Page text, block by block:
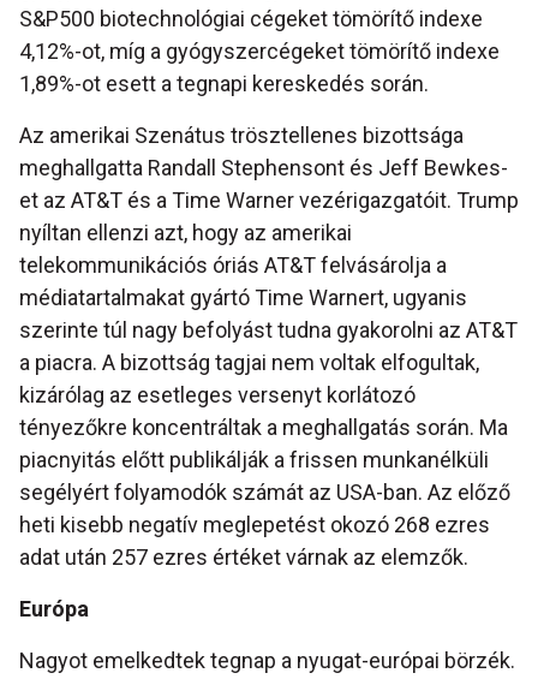
S&P500 biotechnológiai cégeket tömörítő indexe
4,12%-ot, míg a gyógyszercégeket tömörítő indexe
1,89%-ot esett a tegnapi kereskedés során.
Az amerikai Szenátus trösztellenes bizottsága
meghallgatta Randall Stephensont és Jeff Bewkes-
et az AT&T és a Time Warner vezérigazgatóit. Trump
nyíltan ellenzi azt, hogy az amerikai
telekommunikációs óriás AT&T felvásárolja a
médiatartalmakat gyártó Time Warnert, ugyanis
szerinte túl nagy befolyást tudna gyakorolni az AT&T
a piacra. A bizottság tagjai nem voltak elfogultak,
kizárólag az esetleges versenyt korlátozó
tényezőkre koncentráltak a meghallgatás során. Ma
piacnyitás előtt publikálják a frissen munkanélküli
segélyért folyamodók számát az USA-ban. Az előző
heti kisebb negatív meglepetést okozó 268 ezres
adat után 257 ezres értéket várnak az elemzők.
Európa
Nagyot emelkedtek tegnap a nyugat-európai börzék.